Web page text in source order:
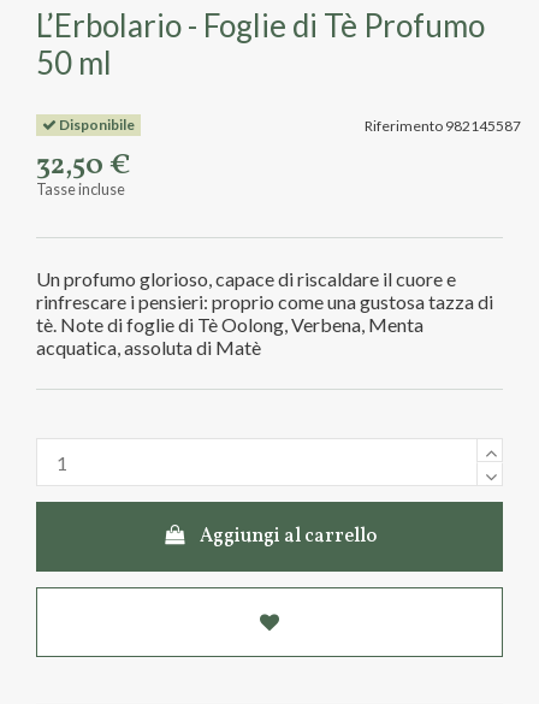
L’Erbolario - Foglie di Tè Profumo
50 ml
Riferimento 982145587
Disponibile
32,50 €
Tasse incluse
Un profumo glorioso, capace di riscaldare il cuore e
rinfrescare i pensieri: proprio come una gustosa tazza di
tè. Note di foglie di Tè Oolong, Verbena, Menta
acquatica, assoluta di Matè
Aggiungi al carrello